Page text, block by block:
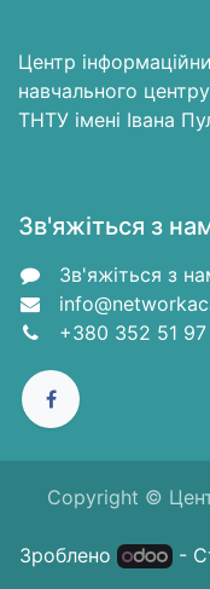
Центр
навчального
ТНТУ імені Івана
Зв'яжіться з
Зв'яжіться з
+380 352 51
Copyright ©
Зроблено -